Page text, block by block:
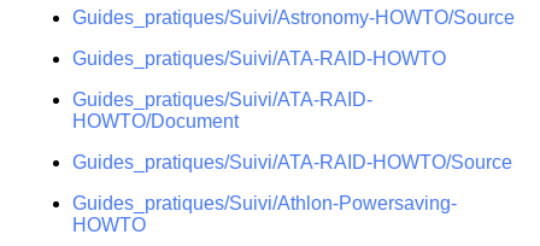
Guides_pratiques/Suivi/Astronomy-HOWTO/Source
Guides_pratiques/Suivi/ATA-RAID-HOWTO
Guides_pratiques/Suivi/ATA-RAID-
HOWTO/Document
Guides_pratiques/Suivi/ATA-RAID-HOWTO/Source
Guides_pratiques/Suivi/Athlon-Powersaving-
HOWTO